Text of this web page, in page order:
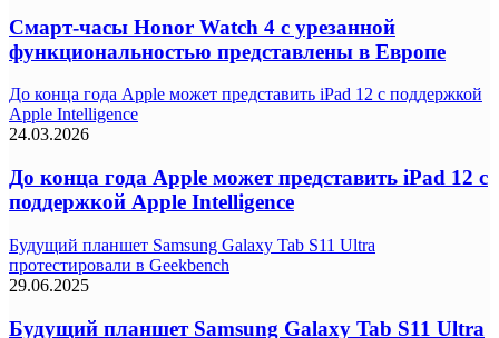
Смарт-часы Honor Watch 4 с урезанной
функциональностью представлены в Европе
До конца года Apple может представить iPad 12 с поддержкой
Apple Intelligence
24.03.2026
До конца года Apple может представить iPad 12 с
поддержкой Apple Intelligence
Будущий планшет Samsung Galaxy Tab S11 Ultra
протестировали в Geekbench
29.06.2025
Будущий планшет Samsung Galaxy Tab S11 Ultra